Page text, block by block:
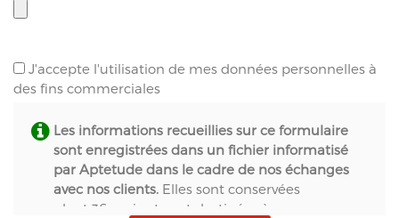
J'accepte l'utilisation de mes données personnelles à
des fins commerciales
Les informations recueillies sur ce formulaire
sont enregistrées dans un fichier informatisé
par Aptetude dans le cadre de nos échanges
avec nos clients. Elles sont conservées
pendant 36 mois et sont destinées à :